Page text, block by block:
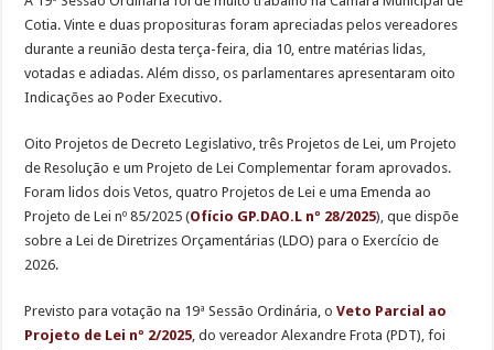
Cotia. Vinte e duas proposituras foram apreciadas pelos vereadores
durante a reunião desta terça-feira, dia 10, entre matérias lidas,
votadas e adiadas. Além disso, os parlamentares apresentaram oito
Indicações ao Poder Executivo.
Oito Projetos de Decreto Legislativo, três Projetos de Lei, um Projeto
de Resolução e um Projeto de Lei Complementar foram aprovados.
Foram lidos dois Vetos, quatro Projetos de Lei e uma Emenda ao
Projeto de Lei nº 85/2025 (Ofício GP.DAO.L nº 28/2025), que dispõe
sobre a Lei de Diretrizes Orçamentárias (LDO) para o Exercício de
2026.
Previsto para votação na 19ª Sessão Ordinária, oVeto Parcial ao
Projeto de Lei nº 2/2025, do vereador Alexandre Frota (PDT), foi